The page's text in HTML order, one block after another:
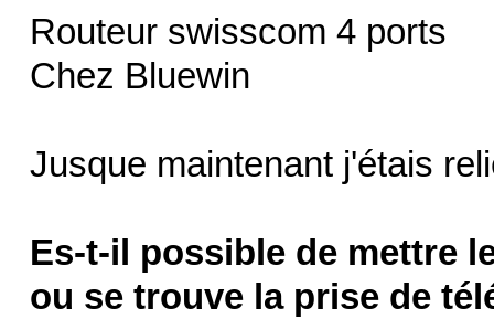
Routeur swisscom 4 ports
Chez Bluewin
Jusque maintenant j'étais
Es-t-il possible de mettre
ou se trouve la prise de